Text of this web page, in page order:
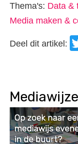
Thema's: Data &
Media maken &
Deel dit artikel: